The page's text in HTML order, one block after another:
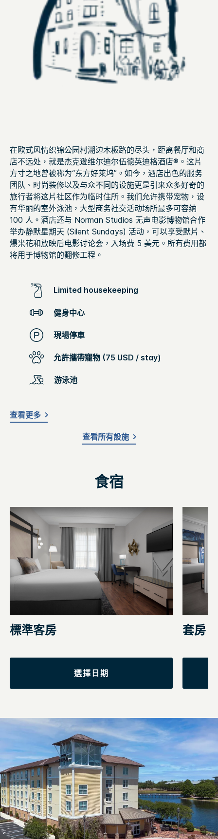
在欧式风情织锦公园村湖边木板路的尽头，距离餐厅和商
店不远处，就是杰克逊维尔迪尔伍德英迪格酒店®。这片
方寸之地曾被称为“东方好莱坞”。如今，酒店出色的服务
团队、时尚装修以及与众不同的设施更是引来众多好奇的
旅行者将这片社区作为临时住所。我们允许携带宠物，设
有华丽的室外泳池，大型商务社交活动场所最多可容纳
100 人。酒店还与 Norman Studios 无声电影博物馆合作
举办静默星期天 (Silent Sundays) 活动，可以享受默片、
爆米花和放映后电影讨论会，入场费 5 美元。所有费用都
将用于博物馆的翻修工程。
Limited housekeeping
健身中心
現場停車
允許攜帶寵物 (75 USD / stay)
游泳池
查看更多
查看所有設施
食宿
標準客房
選擇日期
套房